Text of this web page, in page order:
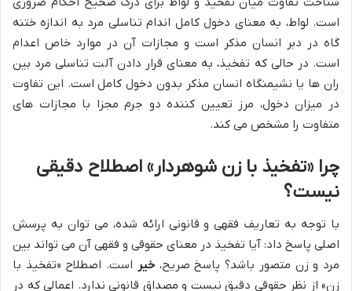
است. لواط، به معنای دخول کامل اندام تناسلی مرد به اندازه ختنه
گاه در دبر انسان مذکر است و مجازات آن در موارد خاص اعدام
است. در حالی که تفخیذ، به معنای قرار دادن آلت تناسلی مرد بین
ران ها یا نشیمنگاه انسان مذکر بدون دخول کامل است. این تفاوت
در میزان دخول، مرز تعیین کننده دو جرم مجزا با مجازات های
متفاوت را مشخص می کند.
چرا «تفخیذ با زن شوهردار» اصطلاح دقیقی
نیست؟
با توجه به تعاریف فقهی و قانونی ارائه شده، می توان به پرسش
اصلی پاسخ داد: آیا تفخیذ در معنای حقوقی و فقهی آن می تواند بین
مرد و زن متصور باشد؟ پاسخ صریح،خیر است. اصطلاح «تفخیذ با
زن» از نظر حقوقی دقیق نیست و مصداق قانونی ندارد. اعمالی که در